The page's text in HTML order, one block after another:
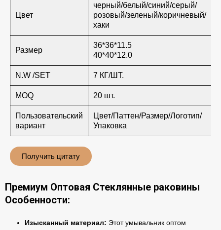
Цвет
черный/белый/синий/серый/
розовый/зеленый/коричневый/
хаки
Размер
36*36*11.5
40*40*12.0
N.W /SET 7 КГ/ШТ.
MOQ 20 шт.
Пользовательский
вариант
Цвет/Паттен/Размер/Логотип/
Упаковка
Получить цитату
Премиум Оптовая Стеклянные раковины
Особенности:
Изысканный материал: Этот умывальник оптом